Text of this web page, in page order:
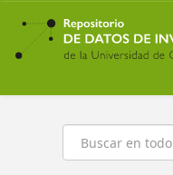
Ir
contenido
principal
Buscar